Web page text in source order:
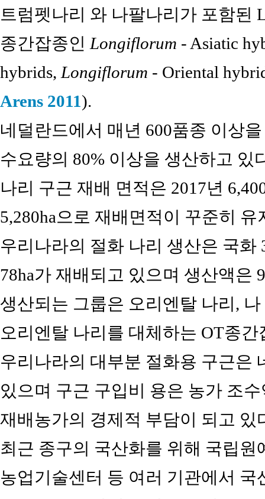
트럼펫나리 와 나팔나리가 포함된
종간잡종인Longiflorum - Asiatic
hybrids,Longiflorum - Oriental
Arens 2011).
네덜란드에서 매년 600품종 이상
수요량의 80% 이상을 생산하고 있
나리 구근 재배 면적은 2017년
5,280ha으로 재배면적이 꾸준히 유
우리나라의 절화 나리 생산은 국화
78ha가 재배되고 있으며 생산액은
생산되는 그룹은 오리엔탈 나리,
오리엔탈 나리를 대체하는 OT종
우리나라의 대부분 절화용 구근은
있으며 구근 구입비 용은 농가 조
재배농가의 경제적 부담이 되고 있
최근 종구의 국산화를 위해 국립
농업기술센터 등 여러 기관에서